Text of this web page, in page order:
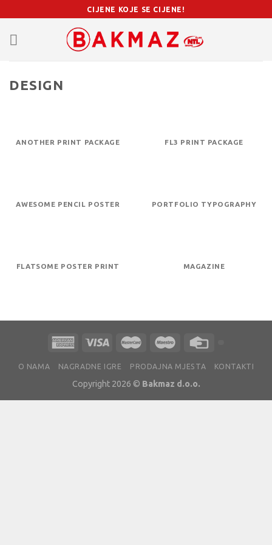
to
content
CIJENE KOJE SE CIJENE!
DESIGN
ANOTHER PRINT PACKAGE FL3 PRINT PACKAGE
AWESOME PENCIL POSTER PORTFOLIO TYPOGRAPHY
FLATSOME POSTER PRINT MAGAZINE
O NAMA NAGRADNE IGRE PRODAJNA MJESTA KONTAKTI
Copyright 2026 © Bakmaz d.o.o.